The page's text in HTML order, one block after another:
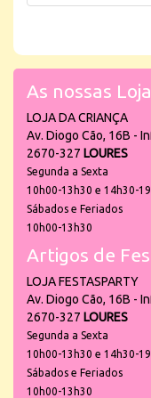
As nossas
LOJA DA CRIANÇA
Av. Diogo Cão, 16B -
2670-327 LOURES
Segunda a Sexta
10h00-13h30 e 14h30-
Sábados e Feriados
10h00-13h30
Artigos de
LOJA FESTASPARTY
Av. Diogo Cão, 16B -
2670-327 LOURES
Segunda a Sexta
10h00-13h30 e 14h30-
Sábados e Feriados
10h00-13h30